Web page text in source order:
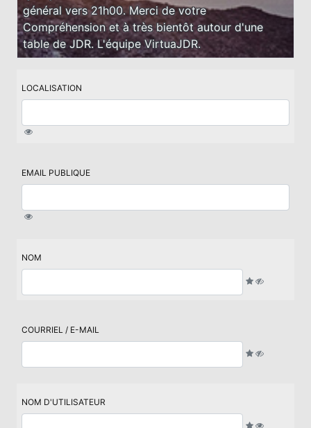
général vers 21h00. Merci de votre
Compréhension et à très bientôt autour d'une
table de JDR. L'équipe VirtuaJDR.
LOCALISATION
EMAIL PUBLIQUE
NOM
COURRIEL / E-MAIL
NOM D'UTILISATEUR